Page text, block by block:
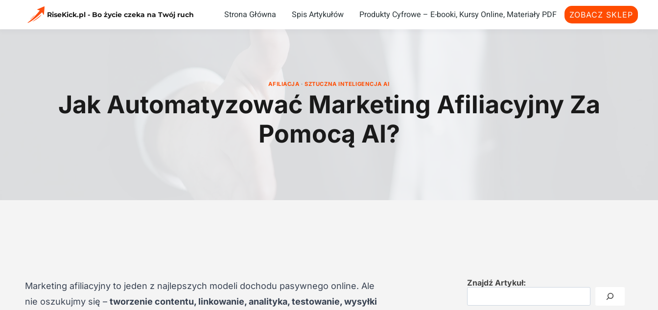
RiseKick.pl - Bo życie czeka na Twój ruch Strona Główna Spis Artykułów Produkty Cyfrowe – E-booki, Kursy Online, Materiały PDF ZOBACZ SKLEP
AFILIACJA ·SZTUCZNA INTELIGENCJA AI
Jak Automatyzować Marketing Afiliacyjny Za
Pomocą AI?
Marketing afiliacyjny to jeden z najlepszych modeli dochodu pasywnego online. Ale
nie oszukujmy się – tworzenie contentu, linkowanie, analityka, testowanie, wysyłki
Znajdź Artykuł: